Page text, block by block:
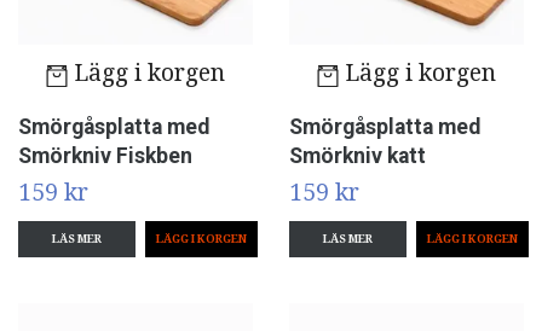
Lägg i korgen
Smörgåsplatta med
Smörkniv Fiskben
159 kr
LÄS MER
Lägg i korgen
Smörgåsplatta med
Smörkniv katt
159 kr
LÄS MER